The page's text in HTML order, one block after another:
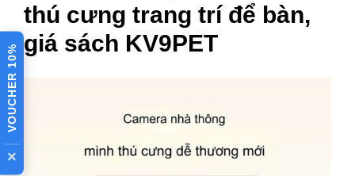
thú cưng trang trí để bàn,
giá sách KV9PET
VOUCHER 10%
×